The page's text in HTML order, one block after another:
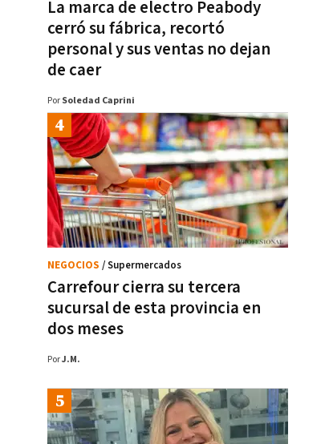
La marca de electro Peabody
cerró su fábrica, recortó
personal y sus ventas no dejan
de caer
Por Soledad Caprini
Carrefour cierra su tercera
sucursal de esta provincia en
dos meses
NEGOCIOS / Supermercados
PorJ.M.